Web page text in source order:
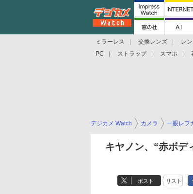
ミラーレス 交換レンズ レ
PC
ストラップ スマホ
デジカメ Watch カメラ 一眼レフ
キヤノン、“赤ボデ
ポスト リスト